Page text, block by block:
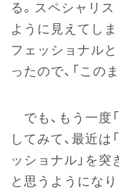
る。スペシャリ
ように見えてし
フェッショナル
ったので、「この
でも、もう一度
してみて、最近は
ッショナル」を突
と思うようになり